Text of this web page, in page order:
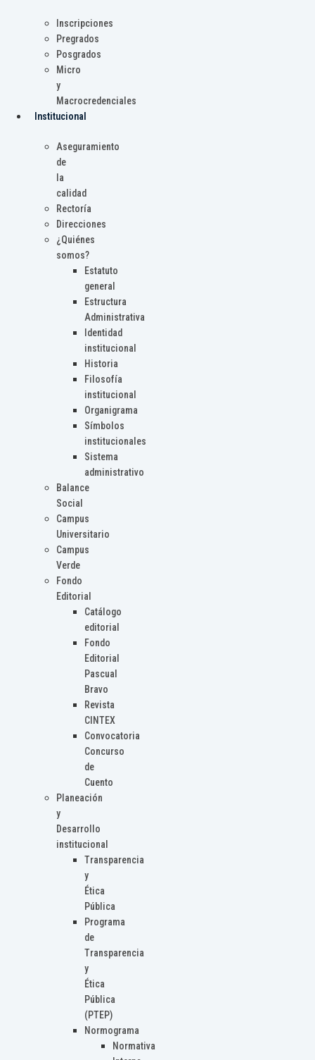
Inscripciones
Pregrados
Posgrados
Micro
y
Macrocredenciales
Institucional
Aseguramiento
de
la
calidad
Rectoría
Direcciones
¿Quiénes
somos?
Estatuto
general
Estructura
Administrativa
Identidad
institucional
Historia
Filosofía
institucional
Organigrama
Símbolos
institucionales
Sistema
administrativo
Balance
Social
Campus
Universitario
Campus
Verde
Fondo
Editorial
Catálogo
editorial
Fondo
Editorial
Pascual
Bravo
Revista
CINTEX
Convocatoria
Concurso
de
Cuento
Planeación
y
Desarrollo
institucional
Transparencia
y
Ética
Pública
Programa
de
Transparencia
y
Ética
Pública
(PTEP)
Normograma
Normativa